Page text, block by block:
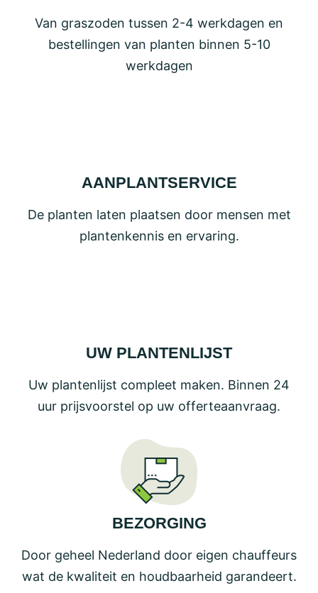
Van graszoden tussen 2-4 werkdagen en
bestellingen van planten binnen 5-10
werkdagen
AANPLANTSERVICE
De planten laten plaatsen door mensen met
plantenkennis en ervaring.
UW PLANTENLIJST
Uw plantenlijst compleet maken. Binnen 24
uur prijsvoorstel op uw offerteaanvraag.
BEZORGING
Door geheel Nederland door eigen chauffeurs
wat de kwaliteit en houdbaarheid garandeert.